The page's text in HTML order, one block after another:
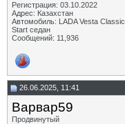
Регистрация: 03.10.2022
Адрес: Казахстан
Автомобиль: LADA Vesta Classic
Start седан
Сообщений: 11,936
26.06.2025, 11:41
Варвар59
Продвинутый